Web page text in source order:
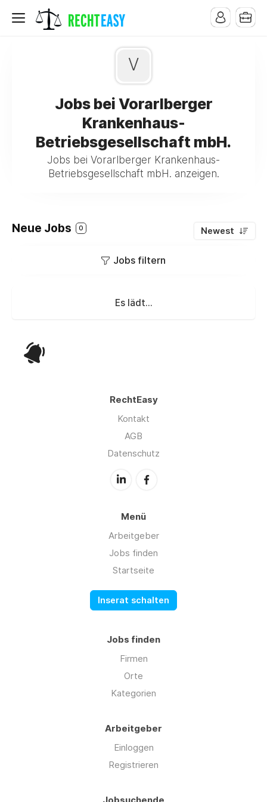
V
Jobs bei Vorarlberger
Krankenhaus-
Betriebsgesellschaft mbH.
Jobs bei Vorarlberger Krankenhaus-
Betriebsgesellschaft mbH. anzeigen.
Neue Jobs 0 Newest
Jobs filtern
Es lädt...
RechtEasy
Kontakt
AGB
Datenschutz
Menü
Arbeitgeber
Jobs finden
Startseite
Inserat schalten
Jobs finden
Firmen
Orte
Kategorien
Arbeitgeber
Einloggen
Registrieren